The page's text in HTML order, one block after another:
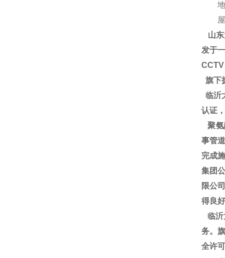
地埋
屋面
山东
发于
旗下
临沂
认证
聚氨
事管
完成
集团
限公
得良
临沂
务。
全许